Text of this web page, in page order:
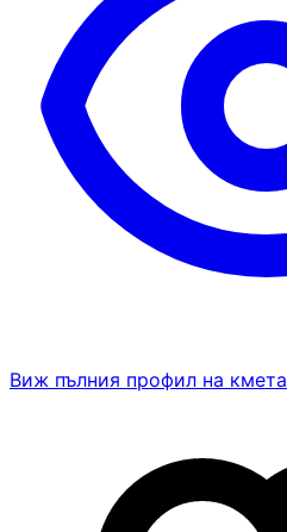
Виж пълния профил на кмета